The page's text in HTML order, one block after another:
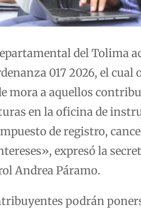
del Tolima
017 2026, el cual
mora a aquellos
en la oficina de
de registro,
expresó la
Andrea Páramo.
podrán